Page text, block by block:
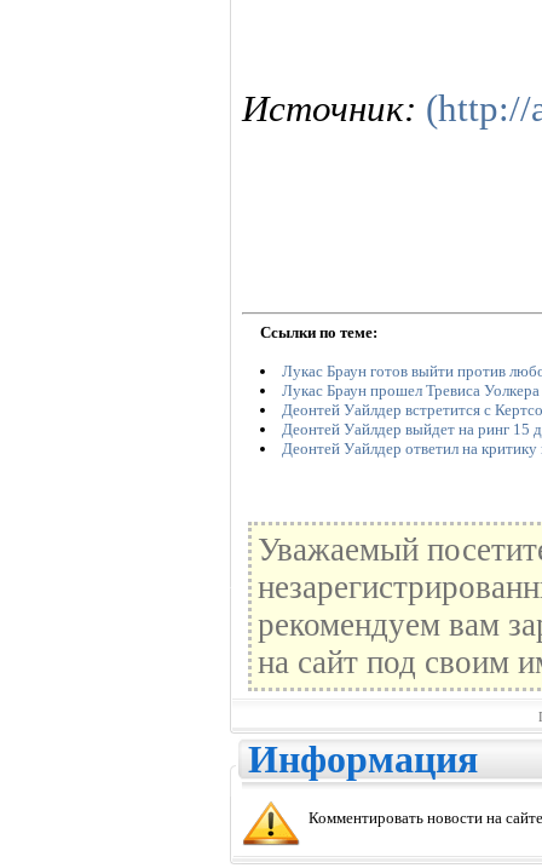
Источник: (http://
Ссылки по теме:
Лукас Браун готов выйти против
Лукас Браун прошел Тревиса Уолкера
Деонтей Уайлдер встретится с
Деонтей Уайлдер выйдет на ринг 15
Деонтей Уайлдер ответил на
Уважаемый
рекомендуем вам
на сайт под своим
Информация
Комментировать новости на